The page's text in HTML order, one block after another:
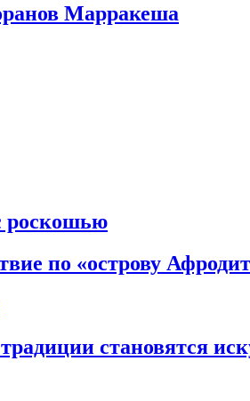
Марракеша
роскошью
по «острову
становятся